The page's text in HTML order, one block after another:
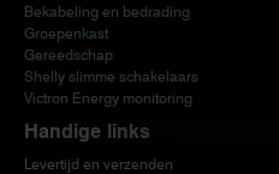
Bekabeling en bedrading
Groepenkast
Gereedschap
Shelly slimme schakelaars
Victron Energy monitoring
Handige links
Levertijd en verzenden